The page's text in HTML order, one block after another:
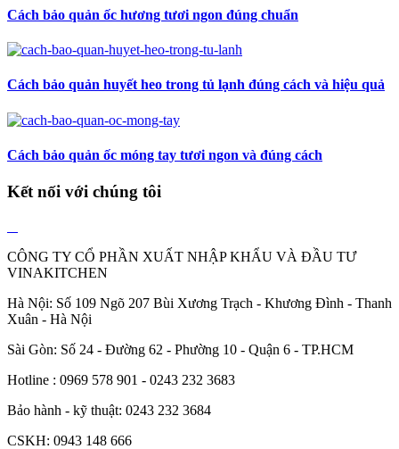
Cách bảo quản ốc hương tươi ngon đúng chuẩn
Cách bảo quản huyết heo trong tủ lạnh đúng cách và hiệu quả
Cách bảo quản ốc móng tay tươi ngon và đúng cách
Kết nối với chúng tôi
CÔNG TY CỔ PHẦN XUẤT NHẬP KHẨU VÀ ĐẦU TƯ
VINAKITCHEN
Hà Nội: Số 109 Ngõ 207 Bùi Xương Trạch - Khương Đình - Thanh
Xuân - Hà Nội
Sài Gòn: Số 24 - Đường 62 - Phường 10 - Quận 6 - TP.HCM
Hotline : 0969 578 901 - 0243 232 3683
Bảo hành - kỹ thuật: 0243 232 3684
CSKH: 0943 148 666